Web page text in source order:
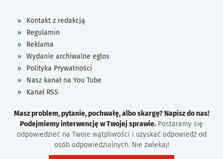
Kontakt z redakcją
Regulamin
Reklama
Wydanie archiwalne eglos
Polityka Prywatności
Nasz kanał na You Tube
Kanał RSS
Masz problem, pytanie, pochwałę, albo skargę? Napisz do nas!
Podejmiemy interwencję w Twojej sprawie. Postaramy się
odpowiedzieć na Twoje wątpliwości i uzyskać odpowiedź od
osób odpowiedzialnych. Nie zwlekaj!